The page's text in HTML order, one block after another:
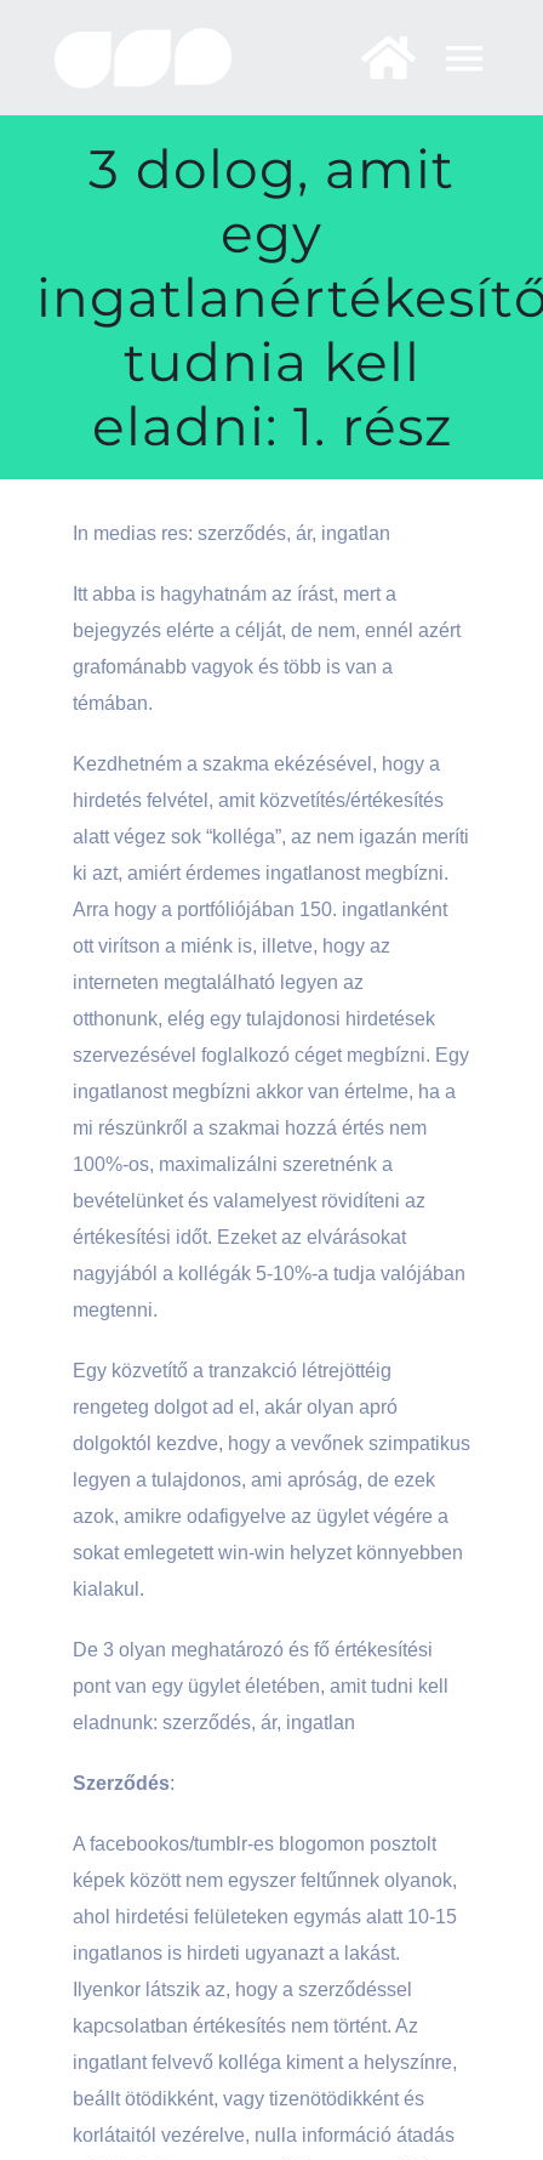
3 dolog, amit
egy
tudnia kell
eladni: 1. rész
In medias res: szerződés, ár, ingatlan
Itt abba is hagyhatnám az írást, mert a
bejegyzés elérte a célját, de nem, ennél azért
grafománabb vagyok és több is van a
témában.
Kezdhetném a szakma ekézésével, hogy a
hirdetés felvétel, amit közvetítés/értékesítés
alatt végez sok “kolléga”, az nem igazán meríti
ki azt, amiért érdemes ingatlanost megbízni.
Arra hogy a portfóliójában 150. ingatlanként
ott virítson a miénk is, illetve, hogy az
interneten megtalálható legyen az
otthonunk, elég egy tulajdonosi hirdetések
szervezésével foglalkozó céget megbízni. Egy
ingatlanost megbízni akkor van értelme, ha a
mi részünkről a szakmai hozzá értés nem
100%-os, maximalizálni szeretnénk a
bevételünket és valamelyest rövidíteni az
értékesítési időt. Ezeket az elvárásokat
nagyjából a kollégák 5-10%-a tudja valójában
megtenni.
Egy közvetítő a tranzakció létrejöttéig
rengeteg dolgot ad el, akár olyan apró
dolgoktól kezdve, hogy a vevőnek szimpatikus
legyen a tulajdonos, ami apróság, de ezek
azok, amikre odafigyelve az ügylet végére a
sokat emlegetett win-win helyzet könnyebben
kialakul.
De 3 olyan meghatározó és fő értékesítési
pont van egy ügylet életében, amit tudni kell
eladnunk: szerződés, ár, ingatlan
Szerződés:
A facebookos/tumblr-es blogomon posztolt
képek között nem egyszer feltűnnek olyanok,
ahol hirdetési felületeken egymás alatt 10-15
ingatlanos is hirdeti ugyanazt a lakást.
Ilyenkor látszik az, hogy a szerződéssel
kapcsolatban értékesítés nem történt. Az
ingatlant felvevő kolléga kiment a helyszínre,
beállt ötödikként, vagy tizenötödikként és
korlátaitól vezérelve, nulla információ átadás